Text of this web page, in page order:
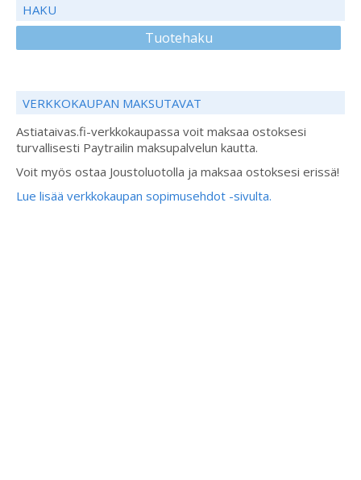
HAKU
Tuotehaku
VERKKOKAUPAN MAKSUTAVAT
Astiataivas.fi-verkkokaupassa voit maksaa ostoksesi
turvallisesti Paytrailin maksupalvelun kautta.
Voit myös ostaa Joustoluotolla ja maksaa ostoksesi erissä!
Lue lisää verkkokaupan sopimusehdot -sivulta.